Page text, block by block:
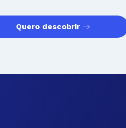
Gastronomia e
Quero descobrir